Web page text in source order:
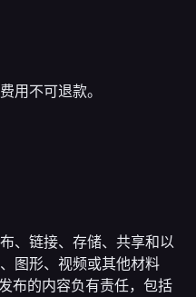
用不可退款。
、链接、存储、共享和以
图形、视频或其他材料
布的内容负有责任，包括